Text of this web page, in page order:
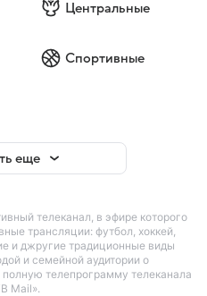
Центральные
Спортивные
еще
телеканал, в эфире которого
трансляции: футбол, хоккей,
и джругие традиционные виды
и семейной аудитории о
телепрограмму телеканала
Mail».